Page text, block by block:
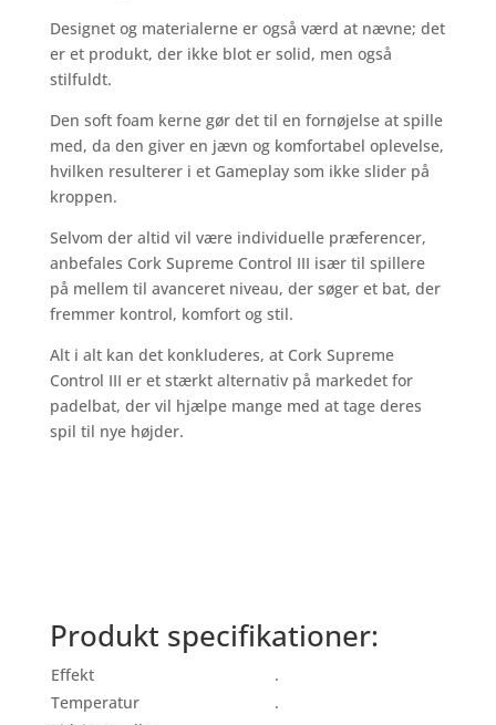
Designet og materialerne er også værd at nævne; det
er et produkt, der ikke blot er solid, men også
stilfuldt.
Den soft foam kerne gør det til en fornøjelse at spille
med, da den giver en jævn og komfortabel oplevelse,
hvilken resulterer i et Gameplay som ikke slider på
kroppen.
Selvom der altid vil være individuelle præferencer,
anbefales Cork Supreme Control III især til spillere
på mellem til avanceret niveau, der søger et bat, der
fremmer kontrol, komfort og stil.
Alt i alt kan det konkluderes, at Cork Supreme
Control III er et stærkt alternativ på markedet for
padelbat, der vil hjælpe mange med at tage deres
spil til nye højder.
Produkt specifikationer:
Effekt
.
Temperatur
.